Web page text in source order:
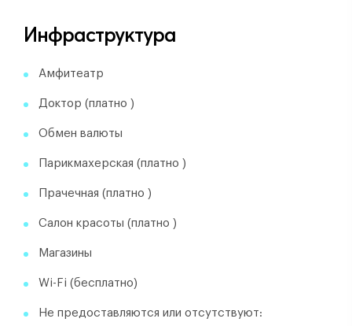
Инфраструктура
Амфитеатр
Доктор (платно )
Обмен валюты
Парикмахерская (платно )
Прачечная (платно )
Салон красоты (платно )
Магазины
Wi-Fi (бесплатно)
Не предоставляются или отсутствуют: